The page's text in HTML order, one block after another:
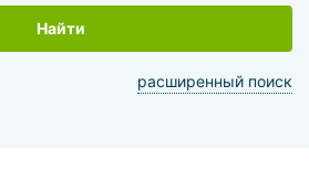
Найти
расширенный поиск